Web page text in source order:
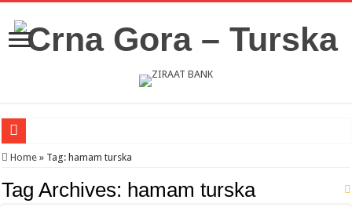
Novosti iz Acibadema
Šahman sa iseljenicima iz Crne Gore u Turskoj: Velika je važnost naše
Home » Tag: hamam turska
Tag Archives: hamam turska